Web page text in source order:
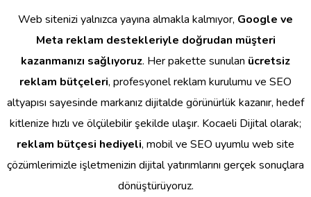
Web sitenizi yalnızca yayına almakla kalmıyor, Google ve
Meta reklam destekleriyle doğrudan müşteri
kazanmanızı sağlıyoruz. Her pakette sunulan ücretsiz
reklam bütçeleri, profesyonel reklam kurulumu ve SEO
altyapısı sayesinde markanız dijitalde görünürlük kazanır, hedef
kitlenize hızlı ve ölçülebilir şekilde ulaşır. Kocaeli Dijital olarak;
reklam bütçesi hediyeli, mobil ve SEO uyumlu web site
çözümlerimizle işletmenizin dijital yatırımlarını gerçek sonuçlara
dönüştürüyoruz.